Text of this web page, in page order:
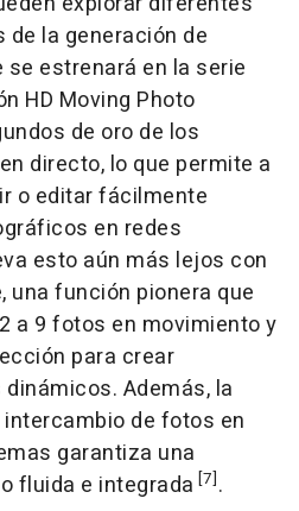
la generación de
se estrenará en la serie
HD Moving Photo
de oro de los
directo, lo que permite a
o editar fácilmente
en redes
esto aún más lejos con
una función pionera que
a 9 fotos en movimiento y
para crear
Además, la
de fotos en
garantiza una
fluida e integrada [7] .